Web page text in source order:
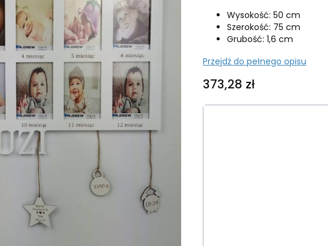
Wysokość: 50 cm
Szerokość: 75 cm
Grubość: 1,6 cm
Przejdź do pełnego opisu
Cena
373,28 zł